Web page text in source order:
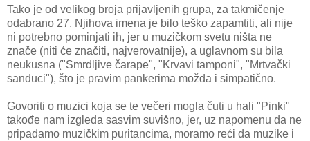
Tako je od velikog broja prijavljenih grupa, za takmičenje
odabrano 27. Njihova imena je bilo teško zapamtiti, ali nije
ni potrebno pominjati ih, jer u muzičkom svetu ništa ne
znače (niti će značiti, najverovatnije), a uglavnom su bila
neukusna ("Smrdljive čarape", "Krvavi tamponi", "Mrtvački
sanduci"), što je pravim pankerima možda i simpatično.
Govoriti o muzici koja se te večeri mogla čuti u hali "Pinki"
takođe nam izgleda sasvim suvišno, jer, uz napomenu da ne
pripadamo muzičkim puritancima, moramo reći da muzike i